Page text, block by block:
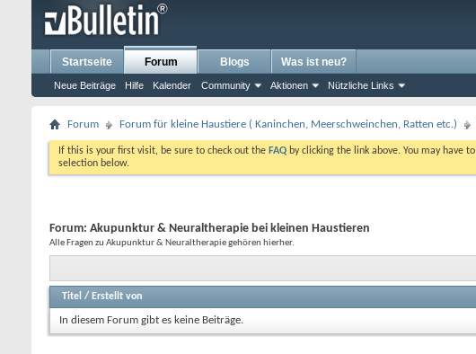
Startseite Forum
Neue Beiträge Hilfe Kalender Community Aktionen Nützliche Links
Blogs Was ist neu?
Forum Forum für kleine Haustiere ( Kaninchen, Meerschweinchen, Ratten etc.)
If this is your first visit, be sure to check out the FAQ by clicking the link above. You may have to
selection below.
Forum: Akupunktur & Neuraltherapie bei kleinen Haustieren
Alle Fragen zu Akupunktur & Neuraltherapie gehören hierher.
Titel / Erstellt von
In diesem Forum gibt es keine Beiträge.